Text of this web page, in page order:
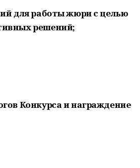
для работы жюри с целью
решений;
Конкурса и награждение